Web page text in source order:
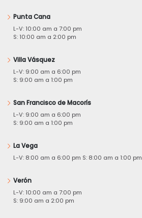
Punta Cana
L-V: 10:00 am a 7:00 pm
S: 10:00 am a 2:00 pm
Villa Vásquez
L-V: 9:00 am a 6:00 pm
S: 9:00 am a 1:00 pm
San Francisco de Macorís
L-V: 9:00 am a 6:00 pm
S: 9:00 am a 1:00 pm
La Vega
L-V: 8:00 am a 6:00 pm S: 8:00 am a 1:00 pm
Verón
L-V: 10:00 am a 7:00 pm
S: 9:00 am a 2:00 pm